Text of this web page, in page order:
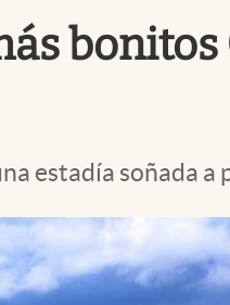
estadía soñada a